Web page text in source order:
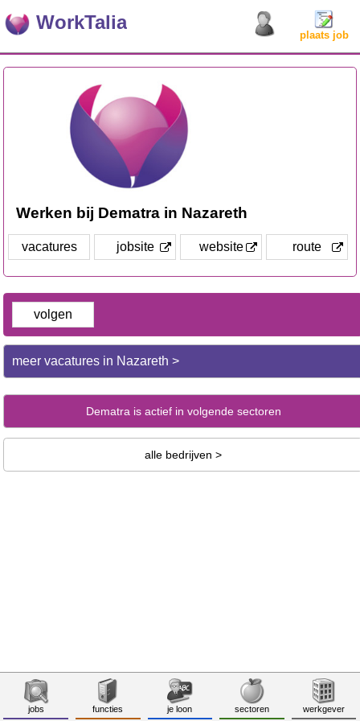
WorkTalia
plaats job
Werken bij Dematra in Nazareth
vacatures jobsite website route
volgen
meer vacatures in Nazareth >
Dematra is actief in volgende sectoren
alle bedrijven >
jobs functies je loon sectoren werkgever